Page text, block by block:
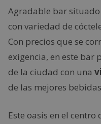
Agradable bar
con variedad de
Con precios que se
exigencia, en este bar
de la ciudad con una
de las mejores
Este oasis en el centro